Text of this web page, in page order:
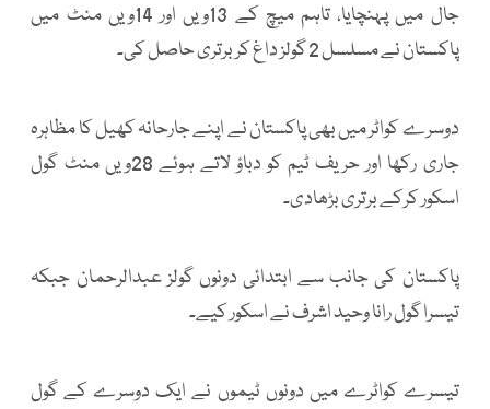
جال میں پہنچایا، تاہم میچ کے 13ویں اور 14ویں منٹ میں
پاکستان نے مسلسل 2 گولز داغ کر برتری حاصل کی۔
دوسرے کواٹر میں بھی پاکستان نے اپنے جارحانہ کھیل کا مظاہرہ
جاری رکھا اور حریف ٹیم کو دباؤ لاتے ہوئے 28ویں منٹ گول
اسکور کرکے برتری بڑھادی۔
پاکستان کی جانب سے ابتدائی دونوں گولز عبدالرحمان جبکہ
تیسرا گول رانا وحید اشرف نے اسکور کیے۔
تیسرے کواٹرے میں دونوں ٹیموں نے ایک دوسرے کے گول